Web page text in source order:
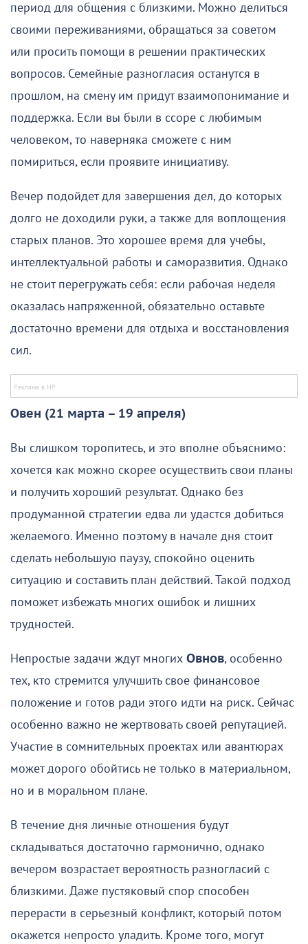
период для общения с близкими. Можно делиться
своими переживаниями, обращаться за советом
или просить помощи в решении практических
вопросов. Семейные разногласия останутся в
прошлом, на смену им придут взаимопонимание и
поддержка. Если вы были в ссоре с любимым
человеком, то наверняка сможете с ним
помириться, если проявите инициативу.
Вечер подойдет для завершения дел, до которых
долго не доходили руки, а также для воплощения
старых планов. Это хорошее время для учебы,
интеллектуальной работы и саморазвития. Однако
не стоит перегружать себя: если рабочая неделя
оказалась напряженной, обязательно оставьте
достаточно времени для отдыха и восстановления
сил.
Овен (21 марта – 19 апреля)
Вы слишком торопитесь, и это вполне объяснимо:
хочется как можно скорее осуществить свои планы
и получить хороший результат. Однако без
продуманной стратегии едва ли удастся добиться
желаемого. Именно поэтому в начале дня стоит
сделать небольшую паузу, спокойно оценить
ситуацию и составить план действий. Такой подход
поможет избежать многих ошибок и лишних
трудностей.
Непростые задачи ждут многих Овнов, особенно
тех, кто стремится улучшить свое финансовое
положение и готов ради этого идти на риск. Сейчас
особенно важно не жертвовать своей репутацией.
Участие в сомнительных проектах или авантюрах
может дорого обойтись не только в материальном,
но и в моральном плане.
В течение дня личные отношения будут
складываться достаточно гармонично, однако
вечером возрастает вероятность разногласий с
близкими. Даже пустяковый спор способен
перерасти в серьезный конфликт, который потом
окажется непросто уладить. Кроме того, могут